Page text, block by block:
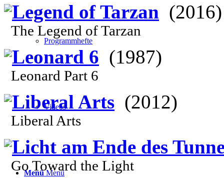
Programmhefte
Videos
Menü Menü
Legend of Tarzan (2016)
The Legend of Tarzan
Leonard 6 (1987)
Leonard Part 6
Liberal Arts (2012)
Liberal Arts
Licht am Ende des
Go Toward the Light